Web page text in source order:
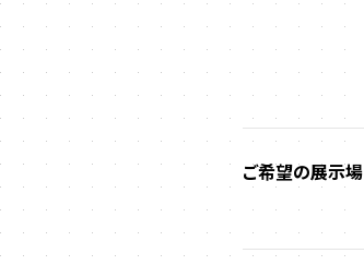
ご希望の展示場